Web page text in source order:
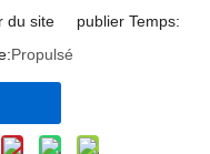
du site publier Temps:
Propulsé